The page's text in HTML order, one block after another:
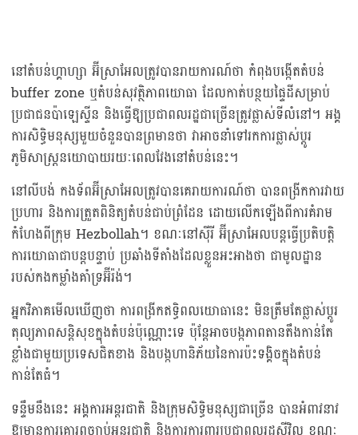
នៅតំបន់ហ្គាហ្សា អ៊ីស្រាអែលត្រូវបានរាយការណ៍ថា កំពុងបង្កើតតំបន់
buffer zone ឬតំបន់សុវត្ថិភាពយោធា ដែលកាត់បន្ថយផ្ទៃដីសម្រាប់
ប្រជាជនប៉ាឡេស្ទីន និងធ្វើឱ្យប្រជាពលរដ្ឋជាច្រើនត្រូវផ្លាស់ទីលំនៅ។ អង្គ
ការសិទ្ធិមនុស្សមួយចំនួនបានព្រមានថា វាអាចនាំទៅរកការផ្លាស់ប្តូរ
ភូមិសាស្ត្រនយោបាយរយៈពេលវែងនៅតំបន់នេះ។
នៅលីបង់ កងទ័ពអ៊ីស្រាអែលត្រូវបានគេរាយការណ៍ថា បានពង្រីកការវាយ
ប្រហារ និងការត្រួតពិនិត្យតំបន់ជាប់ព្រំដែន ដោយលើកឡើងពីការគំរាម
កំហែងពីក្រុម Hezbollah។ ខណៈនៅស៊ីរី អ៊ីស្រាអែលបន្តធ្វើប្រតិបត្តិ
ការយោធាជាបន្តបន្ទាប់ ប្រឆាំងទីតាំងដែលខ្លួនអះអាងថា ជាមូលដ្ឋាន
របស់កងកម្លាំងគាំទ្រអ៊ីរ៉ង់។
អ្នកវិភាគមើលឃើញថា ការពង្រីកឥទ្ធិពលយោធានេះ មិនត្រឹមតែផ្លាស់ប្តូរ
តុល្យភាពសន្តិសុខក្នុងតំបន់ប៉ុណ្ណោះទេ ប៉ុន្តែអាចបង្កភាពតានតឹងកាន់តែ
ខ្លាំងជាមួយប្រទេសជិតខាង និងបង្កហានិភ័យនៃការប៉ះទង្គិចក្នុងតំបន់
កាន់តែធំ។
ទន្ទឹមនឹងនេះ អង្គការអន្តរជាតិ និងក្រុមសិទ្ធិមនុស្សជាច្រើន បានអំពាវនាវ